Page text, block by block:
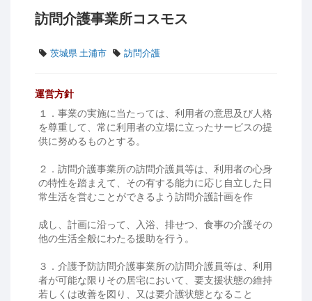
訪問介護事業所コスモス
茨城県 土浦市 訪問介護
運営方針
１．事業の実施に当たっては、利用者の意思及び人格
を尊重して、常に利用者の立場に立ったサービスの提
供に努めるものとする。
２．訪問介護事業所の訪問介護員等は、利用者の心身
の特性を踏まえて、その有する能力に応じ自立した日
常生活を営むことができるよう訪問介護計画を作
成し、計画に沿って、入浴、排せつ、食事の介護その
他の生活全般にわたる援助を行う。
３．介護予防訪問介護事業所の訪問介護員等は、利用
者が可能な限りその居宅において、要支援状態の維持
若しくは改善を図り、又は要介護状態となること